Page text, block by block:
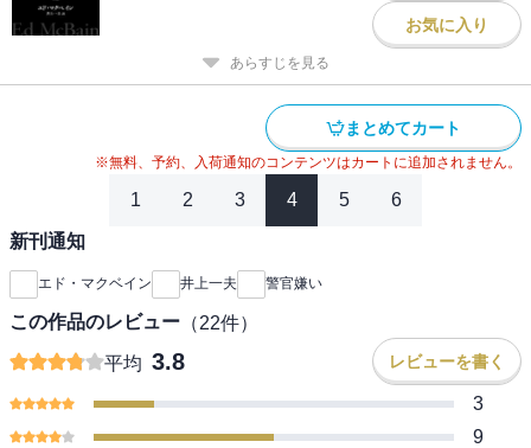
お気に入り
あらすじを見る
まとめてカート
※無料、予約、入荷通知のコンテンツはカートに追加されません。
1 2 3 4 5 6
新刊通知
エド・マクベイン 井上一夫 警官嫌い
この作品のレビュー （22件）
平均 3.8 レビューを書く
3
9